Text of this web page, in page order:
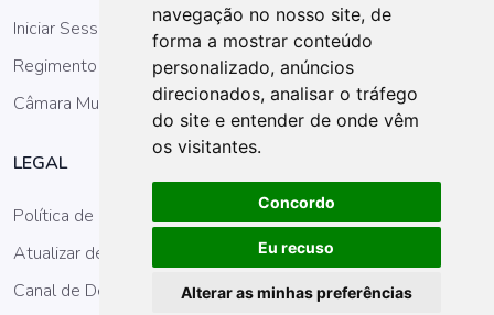
navegação no nosso site, de
forma a mostrar conteúdo
personalizado, anúncios
direcionados, analisar o tráfego
do site e entender de onde vêm
os visitantes.
Concordo
Eu recuso
Alterar as minhas preferências
Iniciar Sessão
Regimento da AM
Câmara Municipal
LEGAL
Política de Privacidade
Atualizar definições dos cookies
Canal de Denúncias